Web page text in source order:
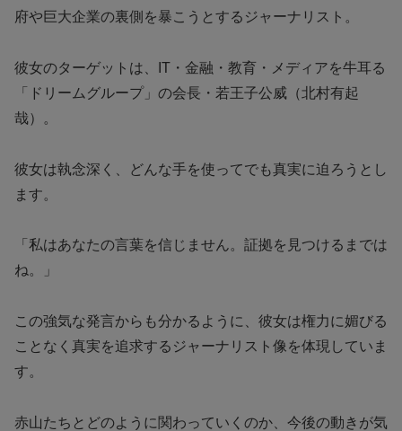
府や巨大企業の裏側を暴こうとするジャーナリスト。
彼女のターゲットは、IT・金融・教育・メディアを牛耳る
「ドリームグループ」の会長・若王子公威（北村有起
哉）。
彼女は執念深く、どんな手を使ってでも真実に迫ろうとし
ます。
「私はあなたの言葉を信じません。証拠を見つけるまでは
ね。」
この強気な発言からも分かるように、彼女は権力に媚びる
ことなく真実を追求するジャーナリスト像を体現していま
す。
赤山たちとどのように関わっていくのか、今後の動きが気